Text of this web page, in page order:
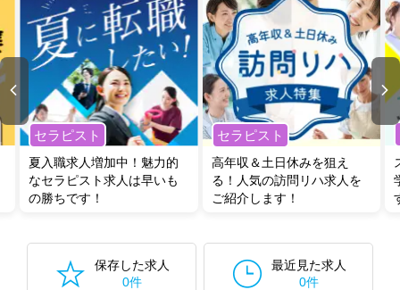
セラピスト
夏入職求人増加中！魅力的
なセラピスト求人は早いも
の勝ちです！
セラピスト
高年収＆土日休みを狙え
る！人気の訪問リハ求人を
ご紹介します！
保存した求人
0件
最近見た求人
0件